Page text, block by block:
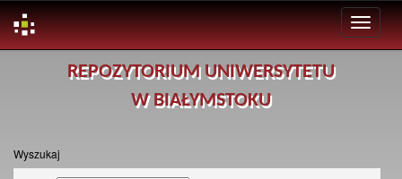
REPOZYTORIUM UNIWERSYTETU
W BIAŁYMSTOKU
Wyszukaj